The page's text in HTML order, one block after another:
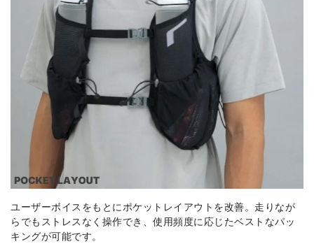
ユーザーボイスをもとにポケットレイアウトを改善。走りなが
らでもストレスなく操作でき、使用頻度に応じたベストなパッ
キングが可能です。